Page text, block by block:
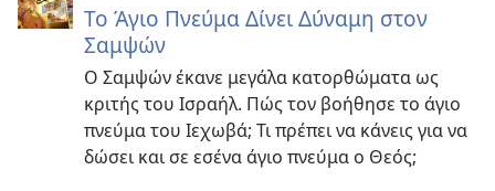
Το Άγιο Πνεύμα Δίνει Δύναμη στον
Σαμψών
Ο Σαμψών έκανε μεγάλα κατορθώματα ως
κριτής του Ισραήλ. Πώς τον βοήθησε το άγιο
πνεύμα του Ιεχωβά; Τι πρέπει να κάνεις για να
δώσει και σε εσένα άγιο πνεύμα ο Θεός;